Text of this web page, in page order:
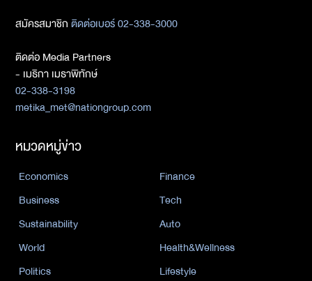
สมัครสมาชิกติดต่อเบอร์ 02-338-3000
ติดต่อ Media Partners
- เมธิกา เมธาพิทักษ์
02-338-3198
metika_met@nationgroup.com
หมวดหมู่ข่าว
Economics
Finance
Business
Tech
Sustainability
Auto
World
Health&Wellness
Politics
Lifestyle